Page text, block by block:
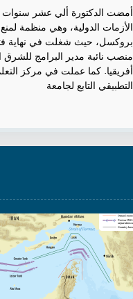
أمضت الدكتورة ألي عشر
الأزمات الدولية، وهي منظمة
بروكسل، حيث شغلت في نهاية
منصب نائبة مدير البرامج
أفريقيا. كما عملت في مركز
التطبيقي التابع لجامعة